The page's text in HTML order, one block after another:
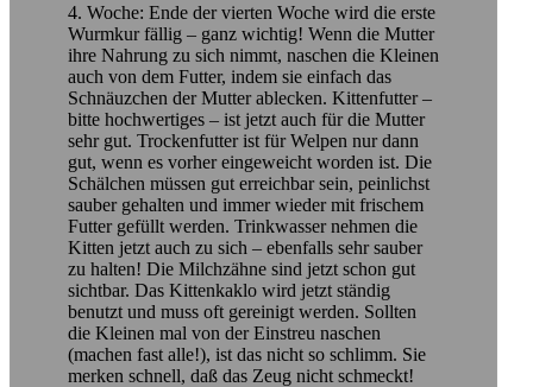
4. Woche: Ende der vierten Woche wird die erste
Wurmkur fällig – ganz wichtig! Wenn die Mutter
ihre Nahrung zu sich nimmt, naschen die Kleinen
auch von dem Futter, indem sie einfach das
Schnäuzchen der Mutter ablecken. Kittenfutter –
bitte hochwertiges – ist jetzt auch für die Mutter
sehr gut. Trockenfutter ist für Welpen nur dann
gut, wenn es vorher eingeweicht worden ist. Die
Schälchen müssen gut erreichbar sein, peinlichst
sauber gehalten und immer wieder mit frischem
Futter gefüllt werden. Trinkwasser nehmen die
Kitten jetzt auch zu sich – ebenfalls sehr sauber
zu halten! Die Milchzähne sind jetzt schon gut
sichtbar. Das Kittenkaklo wird jetzt ständig
benutzt und muss oft gereinigt werden. Sollten
die Kleinen mal von der Einstreu naschen
(machen fast alle!), ist das nicht so schlimm. Sie
merken schnell, daß das Zeug nicht schmeckt!